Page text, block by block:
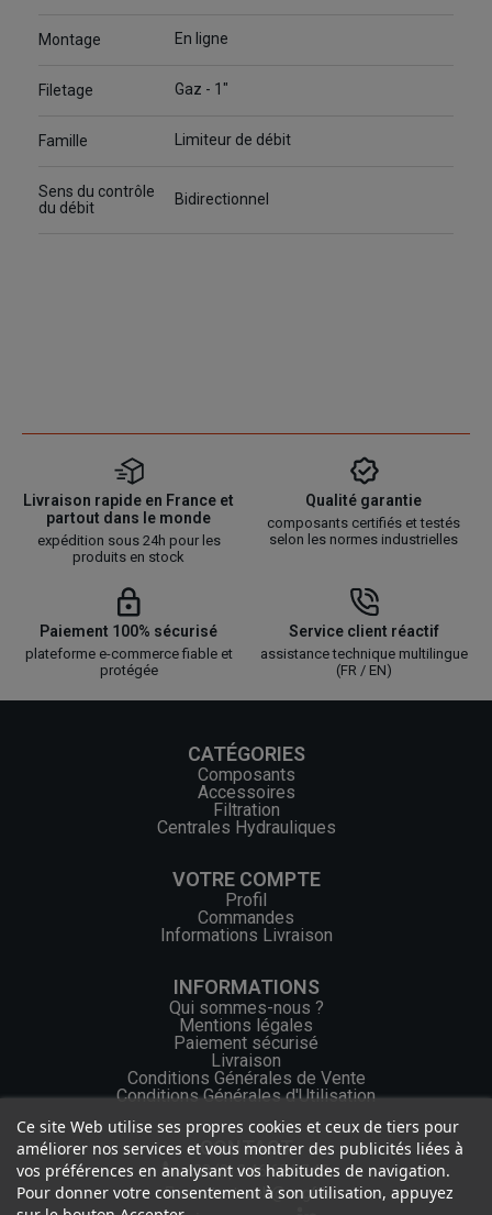
Montage En ligne
Filetage Gaz - 1"
Famille Limiteur de débit
Sens du contrôle
du débit
Bidirectionnel
Livraison rapide en France et
partout dans le monde
expédition sous 24h pour les
produits en stock
Qualité garantie
composants certifiés et testés
selon les normes industrielles
Paiement 100% sécurisé
plateforme e-commerce fiable et
protégée
Service client réactif
assistance technique multilingue
(FR / EN)
CATÉGORIES
Composants
Accessoires
Filtration
Centrales Hydrauliques
VOTRE COMPTE
Profil
Commandes
Informations Livraison
INFORMATIONS
Qui sommes-nous ?
Mentions légales
Paiement sécurisé
Livraison
Conditions Générales de Vente
Conditions Générales d'Utilisation
CONTACT
+33 (0) 2 46 65 57 43
contact.web@ocgf.fr
Ce site Web utilise ses propres cookies et ceux de tiers pour
améliorer nos services et vous montrer des publicités liées à
vos préférences en analysant vos habitudes de navigation.
Pour donner votre consentement à son utilisation, appuyez